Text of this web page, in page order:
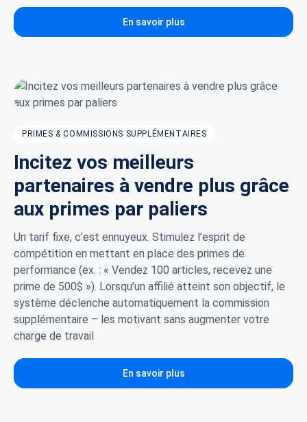
En savoir plus
PRIMES & COMMISSIONS SUPPLÉMENTAIRES
Incitez vos meilleurs
partenaires à vendre plus grâce
aux primes par paliers
Un tarif fixe, c’est ennuyeux. Stimulez l’esprit de
compétition en mettant en place des primes de
performance (ex. : « Vendez 100 articles, recevez une
prime de 500$ »). Lorsqu’un affilié atteint son objectif, le
système déclenche automatiquement la commission
supplémentaire – les motivant sans augmenter votre
charge de travail
En savoir plus